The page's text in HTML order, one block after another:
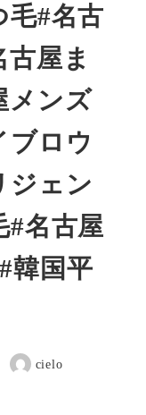
毛#名古
屋ま
メンズ
ブロウ
ジェン
#名古屋
韓国平
著
cielo